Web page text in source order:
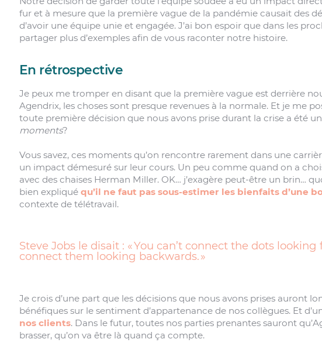
fur et à mesure que la première vague de la pandémie causait des
d’avoir une équipe unie et engagée. J’ai bon espoir que dans les
partager plus d’exemples afin de vous raconter notre histoire.
En rétrospective
Je peux me tromper en disant que la première vague est derrière
Agendrix, les choses sont presque revenues à la normale. Et je me
toute première décision que nous avons prise durant la crise a été
moments?
Vous savez, ces moments qu’on rencontre rarement dans une
un impact démesuré sur leur cours. Un peu comme quand on a
avec des chaises Herman Miller. OK… j’exagère peut-être un brin…
bien expliqué qu’il ne faut pas sous-estimer les bienfaits d’une
contexte de télétravail.
Steve Jobs le disait : « You can’t connect the dots
connect them looking backwards. »
Je crois d’une part que les décisions que nous avons prises auront
bénéfiques sur le sentiment d’appartenance de nos collègues. Et
nos clients. Dans le futur, toutes nos parties prenantes sauront
brasser, qu’on va être là quand ça compte.